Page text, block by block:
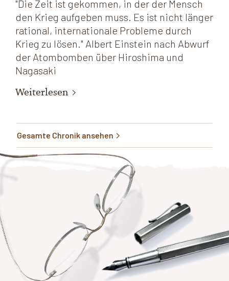
"Die Zeit ist gekommen, in der der Mensch
den Krieg aufgeben muss. Es ist nicht länger
rational, internationale Probleme durch
Krieg zu lösen." Albert Einstein nach Abwurf
der Atombomben über Hiroshima und
Nagasaki
Weiterlesen
Gesamte Chronik ansehen